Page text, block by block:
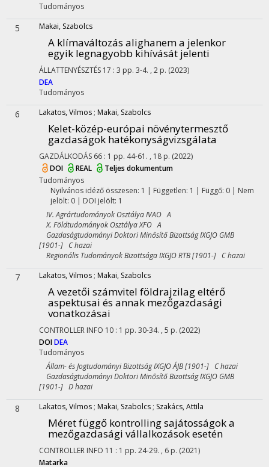
Tudományos
5 Makai, Szabolcs
A klímaváltozás alighanem a jelenkor
egyik legnagyobb kihívását jelenti
ÁLLATTENYÉSZTÉS 17 : 3 pp. 3-4. , 2 p. (2023)
DEA
Tudományos
6 Lakatos, Vilmos ; Makai, Szabolcs
Kelet-közép-európai növénytermesztő
gazdaságok hatékonyságvizsgálata
GAZDÁLKODÁS 66 : 1 pp. 44-61. , 18 p. (2022)
DOI
REAL
Teljes dokumentum
Tudományos
Nyilvános idéző összesen: 1 | Független: 1 | Függő: 0 | Nem
jelölt: 0 | DOI jelölt: 1
IV. Agrártudományok Osztálya IVAO A
X. Földtudományok Osztálya XFO A
Gazdaságtudományi Doktori Minősítő Bizottság IXGJO GMB
[1901-] C hazai
Regionális Tudományok Bizottsága IXGJO RTB [1901-] C hazai
7 Lakatos, Vilmos ; Makai, Szabolcs
A vezetői számvitel földrajzilag eltérő
aspektusai és annak mezőgazdasági
vonatkozásai
CONTROLLER INFO 10 : 1 pp. 30-34. , 5 p. (2022)
DOIDEA
Tudományos
Állam- és Jogtudományi Bizottság IXGJO ÁJB [1901-] C hazai
Gazdaságtudományi Doktori Minősítő Bizottság IXGJO GMB
[1901-] D hazai
8 Lakatos, Vilmos ; Makai, Szabolcs ; Szakács, Attila
Méret függő kontrolling sajátosságok a
mezőgazdasági vállalkozások esetén
CONTROLLER INFO 11 : 1 pp. 24-29. , 6 p. (2021)
Matarka